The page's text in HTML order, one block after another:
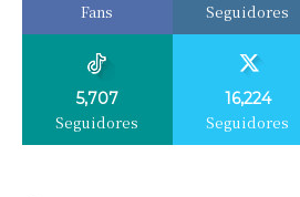
Fans Seguidores
5,707
Seguidores
16,224
Seguidores